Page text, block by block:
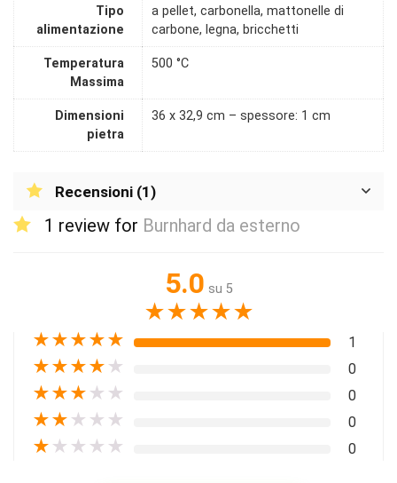
Tipo
alimentazione
a pellet, carbonella, mattonelle di
carbone, legna, bricchetti
Temperatura
Massima
500 °C
Dimensioni
pietra
36 x 32,9 cm – spessore: 1 cm
Recensioni (1)
1 review for Burnhard da esterno
5.0 su 5
★★★★★
★★★★★ 1
★★★★ ★ 0
★★★ ★ ★ 0
★★ ★ ★ ★ 0
★ ★ ★ ★ ★ 0